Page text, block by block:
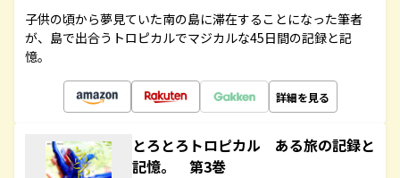
子供の頃から夢見ていた南の島に滞在することになった筆者
が、島で出合うトロピカルでマジカルな45日間の記録と記
憶。
詳細を見る
とろとろトロピカル ある旅の記録と
記憶。 第3巻